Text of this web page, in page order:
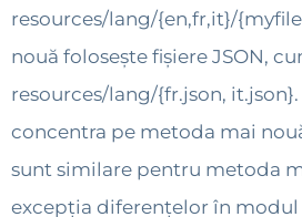
resources/lang/{en,fr,it}/
nouă folosește fișiere JSON,
resources/lang/{fr.json,
concentra pe metoda mai
sunt similare pentru metoda
excepția diferențelor în modul